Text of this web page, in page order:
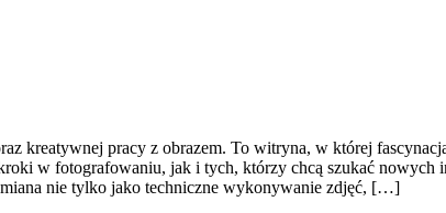
kreatywnej pracy z obrazem. To witryna, w której
w fotografowaniu, jak i tych, którzy chcą szukać
nie tylko jako techniczne wykonywanie zdjęć, […]